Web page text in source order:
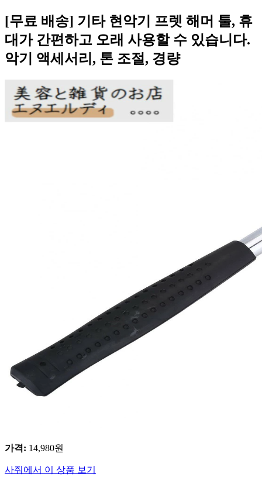
[무료 배송] 기타 현악기 프렛 해머 툴, 휴
대가 간편하고 오래 사용할 수 있습니다.
악기 액세서리, 톤 조절, 경량
가격: 14,980원
사줘에서 이 상품 보기